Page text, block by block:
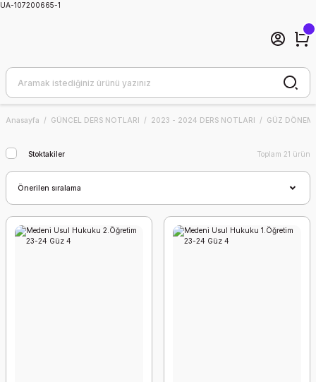
UA-107200665-1
Anasayfa GÜNCEL DERS NOTLARI 2023 - 2024 DERS NOTLARI GÜZ DÖNEMİ
Stoktakiler Toplam 21 ürün